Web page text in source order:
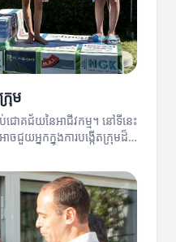
រុម
ជោគជ័យនៃអាជីវកម្ម។ នៅទីនេះ
ជួយអ្នកក្នុងការបង្កើតក្រុមដ៏